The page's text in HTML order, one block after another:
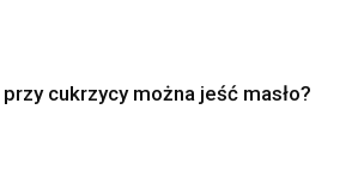
przy cukrzycy można jeść masło?